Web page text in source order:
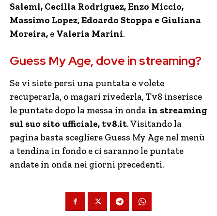
Salemi, Cecilia Rodriguez, Enzo Miccio,
Massimo Lopez, Edoardo Stoppa e Giuliana
Moreira, e Valeria Marini.
Guess My Age, dove in streaming?
Se vi siete persi una puntata e volete
recuperarla, o magari rivederla, Tv8 inserisce
le puntate dopo la messa in onda in streaming
sul suo sito ufficiale, tv8.it. Visitando la
pagina basta scegliere Guess My Age nel menù
a tendina in fondo e ci saranno le puntate
andate in onda nei giorni precedenti.